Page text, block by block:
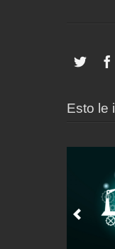
Esto le